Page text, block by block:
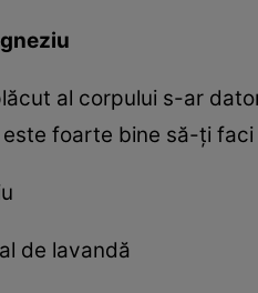
al corpului s-ar
foarte bine să-ţi
de lavandă